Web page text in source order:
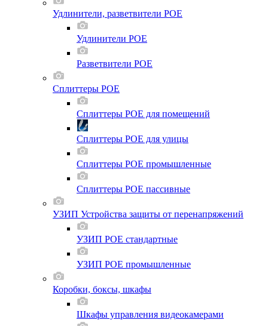
Удлинители, разветвители POE
Удлинители POE
Разветвители POE
Сплиттеры POE
Сплиттеры POE для помещений
Сплиттеры POE для улицы
Сплиттеры POE промышленные
Сплиттеры POE пассивные
УЗИП Устройства защиты от перенапряжений
УЗИП POE стандартные
УЗИП POE промышленные
Коробки, боксы, шкафы
Шкафы управления видеокамерами